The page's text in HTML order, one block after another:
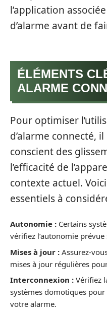
l’application
d’alarme avant de
ÉLÉMENTS
ALARME
Pour optimiser
d’alarme connecté,
conscient des
l’efficacité de
contexte actuel.
essentiels à
Autonomie : Certains
vérifiez l’autonomie
Mises à jour : Assurez-
mises à jour régulières
Interconnexion : Vérifiez
systèmes domotiques
votre alarme.